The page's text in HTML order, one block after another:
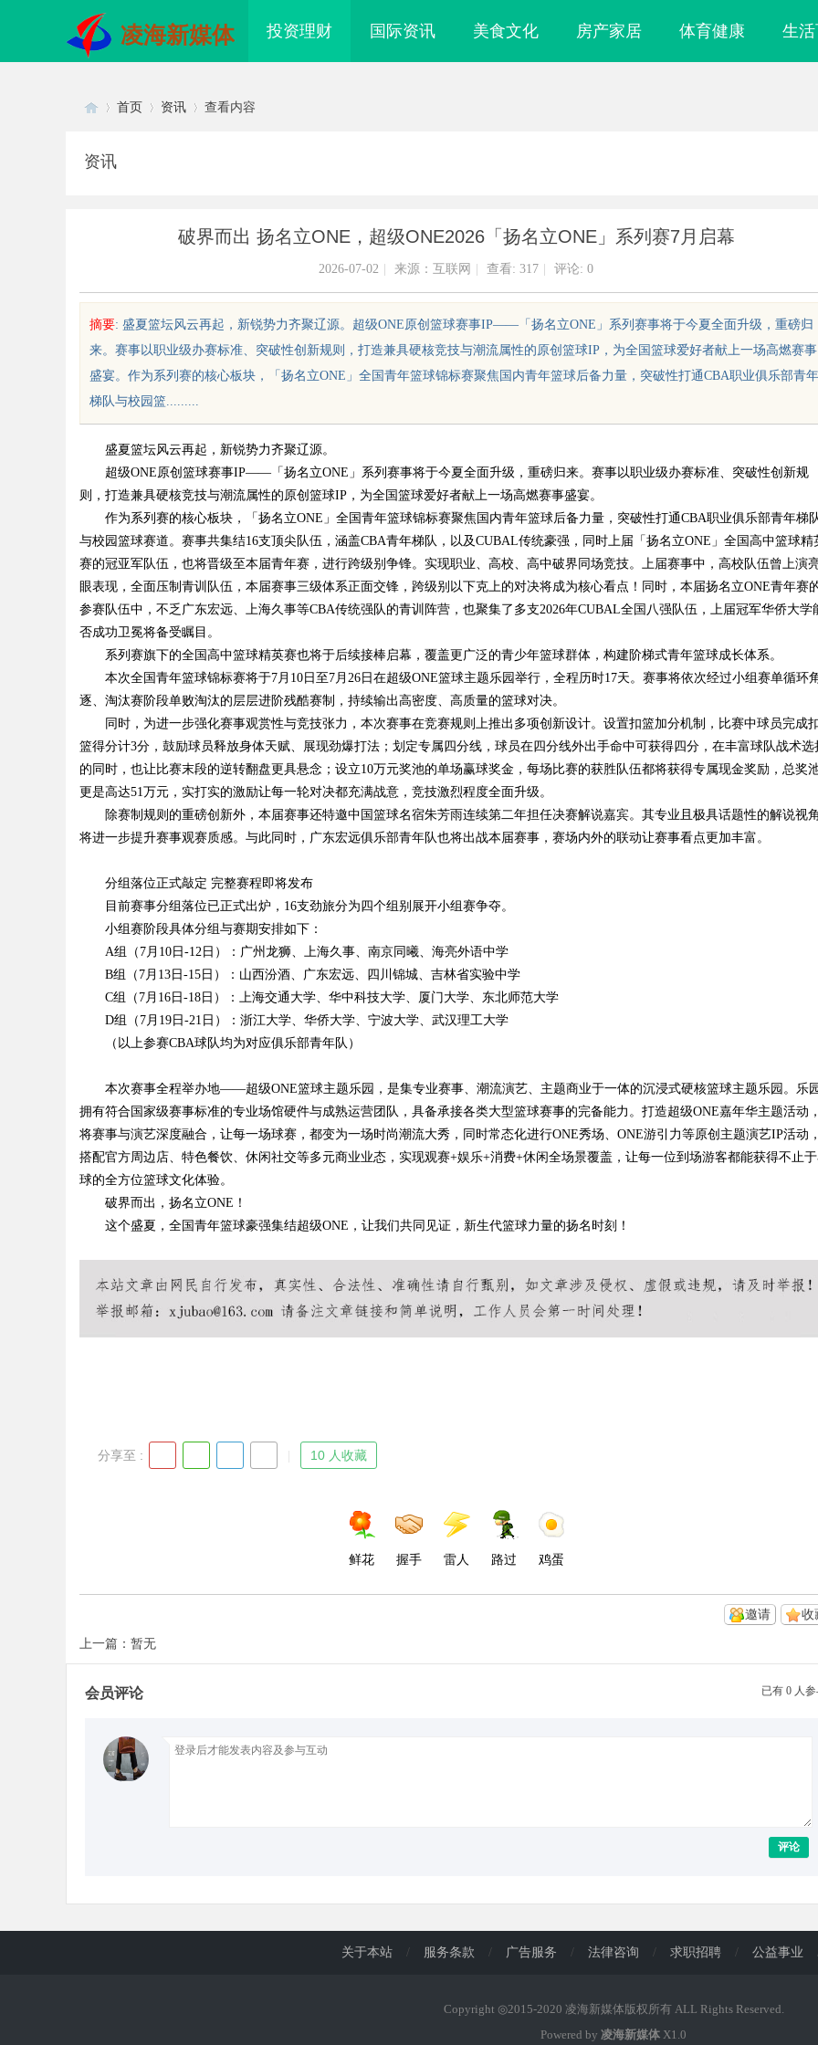
凌海新媒体 投资理财 国际资讯 美食文化 房产家居 体育健康 生
sc
uz
首页 资讯 查看内容
资讯
破界而出 扬名立ONE，超级ONE2026「扬名立ONE」系列赛7月启幕
2026-07-02 来源：互联网 查看: 317 评论: 0
摘要: 盛夏篮坛风云再起，新锐势力齐聚辽源。超级ONE原创篮球赛事IP——「扬名立ONE」系列赛事将于今夏全面升级，重磅归
来。赛事以职业级办赛标准、突破性创新规则，打造兼具硬核竞技与潮流属性的原创篮球IP，为全国篮球爱好者献上一场高燃赛事
盛宴。作为系列赛的核心板块，「扬名立ONE」全国青年篮球锦标赛聚焦国内青年篮球后备力量，突破性打通CBA职业俱乐部青年
梯队与校园篮.........
盛夏篮坛风云再起，新锐势力齐聚辽源。
超级ONE原创篮球赛事IP——「扬名立ONE」系列赛事将于今夏全面升级，重磅归来。赛事以职业级办赛标准、突破性创新规
则，打造兼具硬核竞技与潮流属性的原创篮球IP，为全国篮球爱好者献上一场高燃赛事盛宴。
作为系列赛的核心板块，「扬名立ONE」全国青年篮球锦标赛聚焦国内青年篮球后备力量，突破性打通CBA职业俱乐部青年梯
与校园篮球赛道。赛事共集结16支顶尖队伍，涵盖CBA青年梯队，以及CUBAL传统豪强，同时上届「扬名立ONE」全国高中篮球精
赛的冠亚军队伍，也将晋级至本届青年赛，进行跨级别争锋。实现职业、高校、高中破界同场竞技。上届赛事中，高校队伍曾上演
眼表现，全面压制青训队伍，本届赛事三级体系正面交锋，跨级别以下克上的对决将成为核心看点！同时，本届扬名立ONE青年赛
参赛队伍中，不乏广东宏远、上海久事等CBA传统强队的青训阵营，也聚集了多支2026年CUBAL全国八强队伍，上届冠军华侨大学
否成功卫冕将备受瞩目。
系列赛旗下的全国高中篮球精英赛也将于后续接棒启幕，覆盖更广泛的青少年篮球群体，构建阶梯式青年篮球成长体系。
本次全国青年篮球锦标赛将于7月10日至7月26日在超级ONE篮球主题乐园举行，全程历时17天。赛事将依次经过小组赛单循环
逐、淘汰赛阶段单败淘汰的层层进阶残酷赛制，持续输出高密度、高质量的篮球对决。
同时，为进一步强化赛事观赏性与竞技张力，本次赛事在竞赛规则上推出多项创新设计。设置扣篮加分机制，比赛中球员完成
篮得分计3分，鼓励球员释放身体天赋、展现劲爆打法；划定专属四分线，球员在四分线外出手命中可获得四分，在丰富球队战术选
的同时，也让比赛末段的逆转翻盘更具悬念；设立10万元奖池的单场赢球奖金，每场比赛的获胜队伍都将获得专属现金奖励，总奖
更是高达51万元，实打实的激励让每一轮对决都充满战意，竞技激烈程度全面升级。
除赛制规则的重磅创新外，本届赛事还特邀中国篮球名宿朱芳雨连续第二年担任决赛解说嘉宾。其专业且极具话题性的解说视
将进一步提升赛事观赛质感。与此同时，广东宏远俱乐部青年队也将出战本届赛事，赛场内外的联动让赛事看点更加丰富。
分组落位正式敲定 完整赛程即将发布
目前赛事分组落位已正式出炉，16支劲旅分为四个组别展开小组赛争夺。
小组赛阶段具体分组与赛期安排如下：
A组（7月10日-12日）：广州龙狮、上海久事、南京同曦、海亮外语中学
B组（7月13日-15日）：山西汾酒、广东宏远、四川锦城、吉林省实验中学
C组（7月16日-18日）：上海交通大学、华中科技大学、厦门大学、东北师范大学
D组（7月19日-21日）：浙江大学、华侨大学、宁波大学、武汉理工大学
（以上参赛CBA球队均为对应俱乐部青年队）
本次赛事全程举办地——超级ONE篮球主题乐园，是集专业赛事、潮流演艺、主题商业于一体的沉浸式硬核篮球主题乐园。乐
拥有符合国家级赛事标准的专业场馆硬件与成熟运营团队，具备承接各类大型篮球赛事的完备能力。打造超级ONE嘉年华主题活动
将赛事与演艺深度融合，让每一场球赛，都变为一场时尚潮流大秀，同时常态化进行ONE秀场、ONE游引力等原创主题演艺IP活动
搭配官方周边店、特色餐饮、休闲社交等多元商业业态，实现观赛+娱乐+消费+休闲全场景覆盖，让每一位到场游客都能获得不止
球的全方位篮球文化体验。
破界而出，扬名立ONE！
这个盛夏，全国青年篮球豪强集结超级ONE，让我们共同见证，新生代篮球力量的扬名时刻！
分享至 : 10 人收藏
鲜花 握手 雷人 路过 鸡蛋
收
邀请
上一篇：暂无
已有 0 人
会员评论
评论
影院：怀旧与现代影视的完美结
师如何守住车间里的“Know-how”
关于本站 / 服务条款 / 广告服务 / 法律咨询 / 求职招聘 / 公益事业
Copyright ◎2015-2020 凌海新媒体版权所有 ALL Rights Reserved.
Powered by 凌海新媒体 X1.0